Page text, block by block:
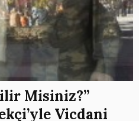
Misiniz?”
Vicdani